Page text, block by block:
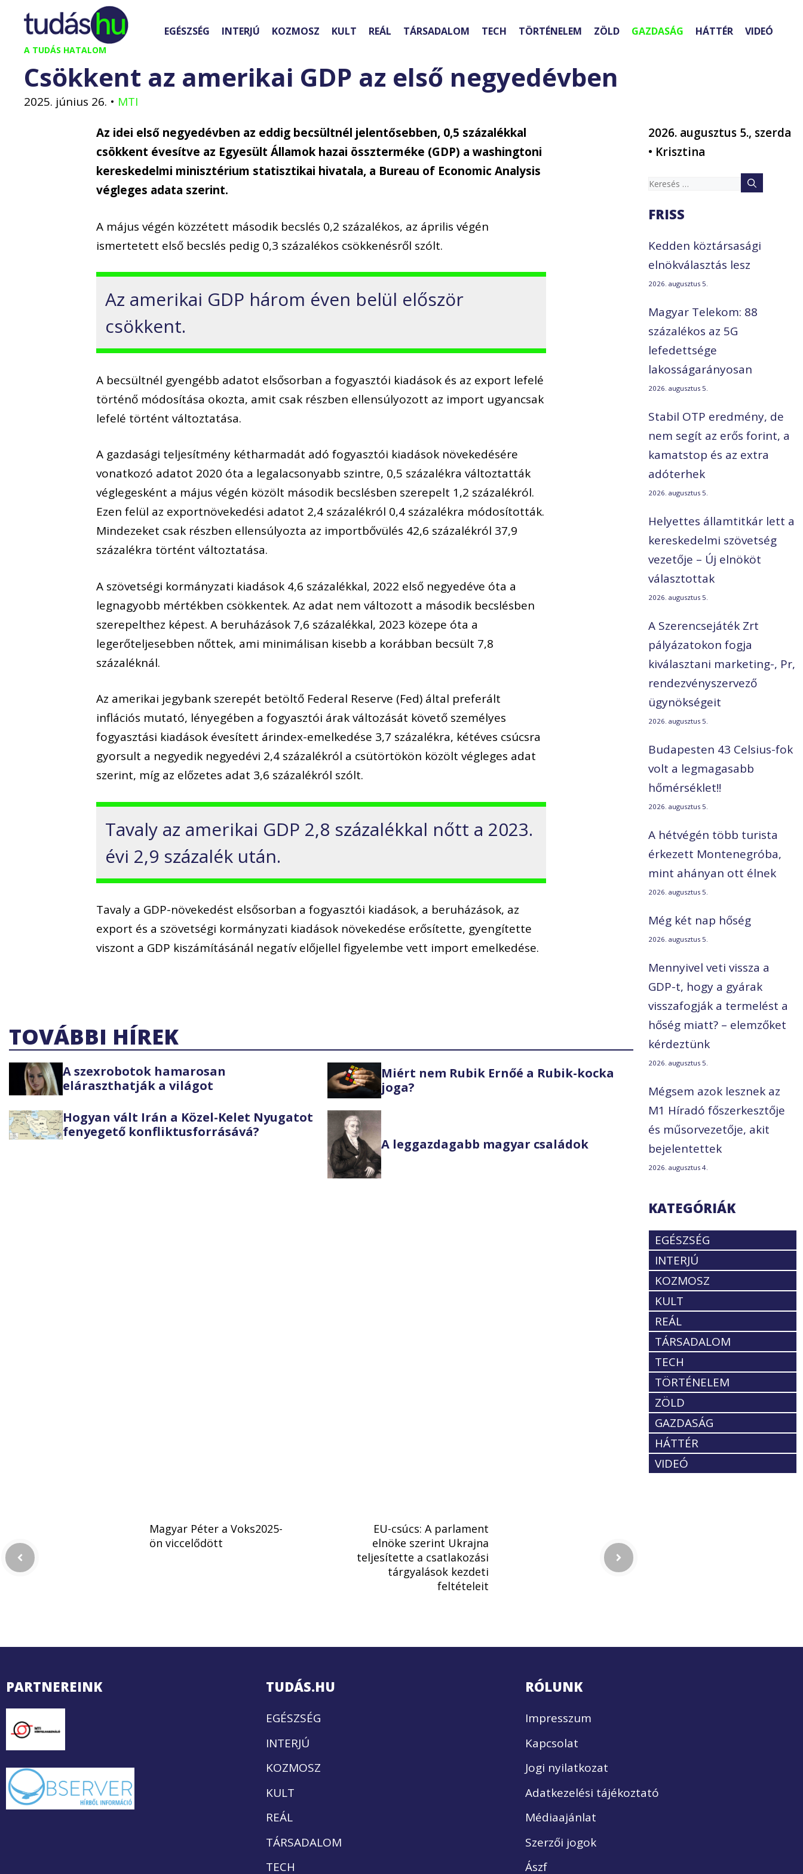
Kilépés
tartalomba
A TUDÁS HATALOM
EGÉSZSÉG INTERJÚ KOZMOSZ KULT REÁL TÁRSADALOM TECH TÖRTÉNELEM ZÖLD GAZDASÁG HÁTTÉR VIDEÓ
Csökkent az amerikai GDP az első negyedévben
2025. június 26. • MTI
Az idei első negyedévben az eddig becsültnél jelentősebben, 0,5 százalékkal
csökkent évesítve az Egyesült Államok hazai összterméke (GDP) a washingtoni
kereskedelmi minisztérium statisztikai hivatala, a Bureau of Economic Analysis
végleges adata szerint.
A május végén közzétett második becslés 0,2 százalékos, az április végén
ismertetett első becslés pedig 0,3 százalékos csökkenésről szólt.
Az amerikai GDP három éven belül először
csökkent.
A becsültnél gyengébb adatot elsősorban a fogyasztói kiadások és az export lefelé
történő módosítása okozta, amit csak részben ellensúlyozott az import ugyancsak
lefelé történt változtatása.
A gazdasági teljesítmény kétharmadát adó fogyasztói kiadások növekedésére
vonatkozó adatot 2020 óta a legalacsonyabb szintre, 0,5 százalékra változtatták
véglegesként a május végén közölt második becslésben szerepelt 1,2 százalékról.
Ezen felül az exportnövekedési adatot 2,4 százalékról 0,4 százalékra módosították.
Mindezeket csak részben ellensúlyozta az importbővülés 42,6 százalékról 37,9
százalékra történt változtatása.
A szövetségi kormányzati kiadások 4,6 százalékkal, 2022 első negyedéve óta a
legnagyobb mértékben csökkentek. Az adat nem változott a második becslésben
szerepelthez képest. A beruházások 7,6 százalékkal, 2023 közepe óta a
legerőteljesebben nőttek, ami minimálisan kisebb a korábban becsült 7,8
százaléknál.
Az amerikai jegybank szerepét betöltő Federal Reserve (Fed) által preferált
inflációs mutató, lényegében a fogyasztói árak változását követő személyes
fogyasztási kiadások évesített árindex-emelkedése 3,7 százalékra, kétéves csúcsra
gyorsult a negyedik negyedévi 2,4 százalékról a csütörtökön közölt végleges adat
szerint, míg az előzetes adat 3,6 százalékról szólt.
Tavaly az amerikai GDP 2,8 százalékkal nőtt a 2023.
évi 2,9 százalék után.
Tavaly a GDP-növekedést elsősorban a fogyasztói kiadások, a beruházások, az
export és a szövetségi kormányzati kiadások növekedése erősítette, gyengítette
viszont a GDP kiszámításánál negatív előjellel figyelembe vett import emelkedése.
TOVÁBBI HÍREK
A szexrobotok hamarosan
eláraszthatják a világot
Miért nem Rubik Ernőé a Rubik-kocka
joga?
Hogyan vált Irán a Közel-Kelet Nyugatot
fenyegető konfliktusforrásává?
A leggazdagabb magyar családok
2026. augusztus 5., szerda
• Krisztina
Keresés:
FRISS
Kedden köztársasági
elnökválasztás lesz
2026. augusztus 5.
Magyar Telekom: 88
százalékos az 5G
lefedettsége
lakosságarányosan
2026. augusztus 5.
Stabil OTP eredmény, de
nem segít az erős forint, a
kamatstop és az extra
adóterhek
2026. augusztus 5.
Helyettes államtitkár lett a
kereskedelmi szövetség
vezetője – Új elnököt
választottak
2026. augusztus 5.
A Szerencsejáték Zrt
pályázatokon fogja
kiválasztani marketing-, Pr,
rendezvényszervező
ügynökségeit
2026. augusztus 5.
Budapesten 43 Celsius-fok
volt a legmagasabb
hőmérséklet!!
2026. augusztus 5.
A hétvégén több turista
érkezett Montenegróba,
mint ahányan ott élnek
2026. augusztus 5.
Még két nap hőség
2026. augusztus 5.
Mennyivel veti vissza a
GDP-t, hogy a gyárak
visszafogják a termelést a
hőség miatt? – elemzőket
kérdeztünk
2026. augusztus 5.
Mégsem azok lesznek az
M1 Híradó főszerkesztője
és műsorvezetője, akit
bejelentettek
2026. augusztus 4.
KATEGÓRIÁK
EGÉSZSÉG
INTERJÚ
KOZMOSZ
KULT
REÁL
TÁRSADALOM
TECH
TÖRTÉNELEM
ZÖLD
GAZDASÁG
HÁTTÉR
VIDEÓ
Magyar Péter a Voks2025-
ön viccelődött
EU-csúcs: A parlament
elnöke szerint Ukrajna
teljesítette a csatlakozási
tárgyalások kezdeti
feltételeit
PARTNEREINK TUDÁS.HU
EGÉSZSÉG
INTERJÚ
KOZMOSZ
KULT
REÁL
TÁRSADALOM
TECH
RÓLUNK
Impresszum
Kapcsolat
Jogi nyilatkozat
Adatkezelési tájékoztató
Médiaajánlat
Szerzői jogok
Ászf